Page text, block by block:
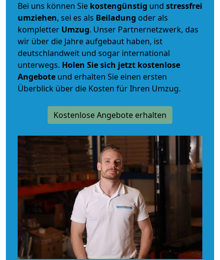
Bei uns können Sie kostengünstig und stressfrei
umziehen, sei es als Beiladung oder als
kompletter Umzug. Unser Partnernetzwerk, das
wir über die Jahre aufgebaut haben, ist
deutschlandweit und sogar international
unterwegs. Holen Sie sich jetzt kostenlose
Angebote und erhalten Sie einen ersten
Überblick über die Kosten für Ihren Umzug.
Kostenlose Angebote erhalten